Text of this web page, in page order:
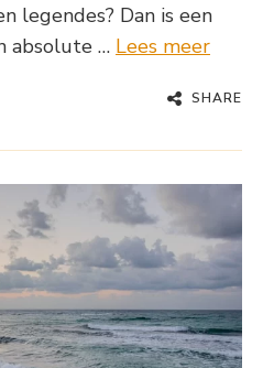
legendes? Dan is een
absolute … Lees meer
SHARE